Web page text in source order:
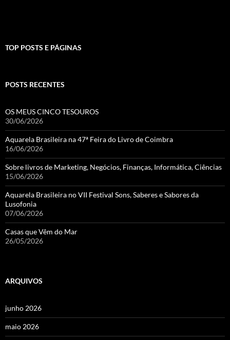
TOP POSTS E PÁGINAS
POSTS RECENTES
OS MEUS CINCO TESOUROS
30/06/2026
Aquarela Brasileira na 47ª Feira do Livro de Coimbra
16/06/2026
Sobre livros de Marketing, Negócios, Finanças, Informática, Ciências
15/06/2026
Aquarela Brasileira no VII Festival Sons, Saberes e Sabores da
Lusofonia
07/06/2026
Casas que Vêm do Mar
26/05/2026
ARQUIVOS
junho 2026
maio 2026